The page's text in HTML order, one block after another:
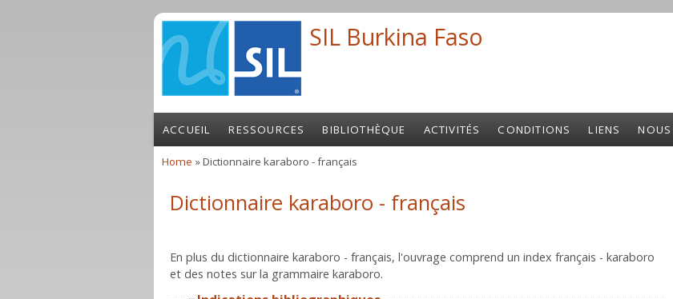
SIL Burkina Faso
ACCUEIL RESSOURCES BIBLIOTHÈQUE ACTIVITÉS CONDITIONS LIENS
Home » Dictionnaire karaboro - français
Dictionnaire karaboro - français
En plus du dictionnaire karaboro - français, l'ouvrage comprend un index français - karaboro
et des notes sur la grammaire karaboro.